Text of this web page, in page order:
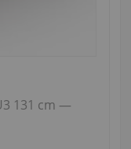
131 cm —